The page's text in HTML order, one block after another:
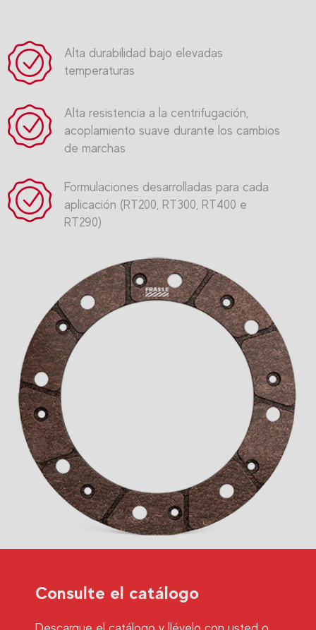
Alta durabilidad bajo elevadas
temperaturas
Alta resistencia a la centrifugación,
acoplamiento suave durante los cambios
de marchas
Formulaciones desarrolladas para cada
aplicación (RT200, RT300, RT400 e
RT290)
Consulte el catálogo